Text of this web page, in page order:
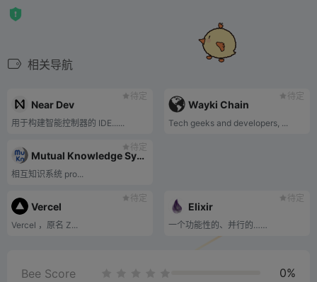
相关导航
待定
Near Dev
用于构建智能控制器的 IDE......
待定
Wayki Chain
Tech geeks and developers, ...
待定
Mutual Knowledge Systems
相互知识系统 pro...
待定
Vercel
Vercel ，原名 Z...
待定
Elixir
一个功能性的、并行的……
Bee Score
0%